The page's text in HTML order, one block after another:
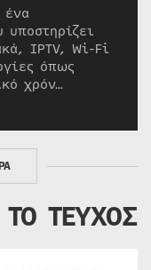
ένα
IPTV, Wi-Fi
όπως
χρόν…
ΤΕΥΧΟΣ